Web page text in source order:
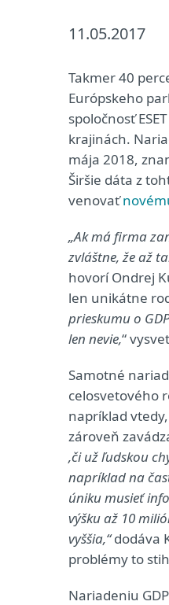
11.05.2017
Takmer 40
Európskeho
spoločnosť
krajinách.
mája 2018,
Širšie dáta z
venovať
„Ak má firma
zvláštne, že až
hovorí Ondrej
len unikátne
prieskumu o
len nevie,“
Samotné
celosvetového
napríklad
zároveň
,či už ľudskou
napríklad na
úniku musieť
výšku až 10
vyššia,“dodáva
problémy to
Nariadeniu